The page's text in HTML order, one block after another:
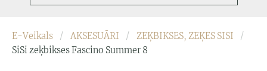
E-Veikals AKSESUĀRI
ZEĶBIKSES, ZEĶES SISI
SiSi zeķbikses Fascino Summer 8